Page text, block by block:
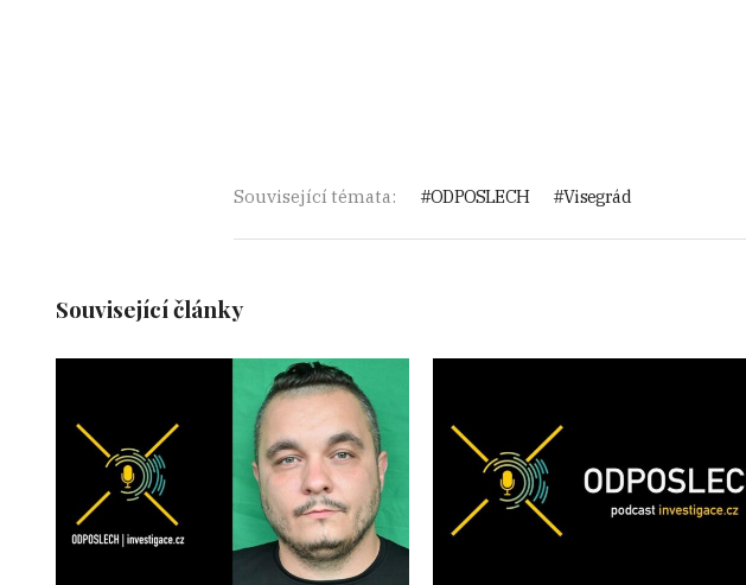
Související témata: ODPOSLECH Visegrád
Související články